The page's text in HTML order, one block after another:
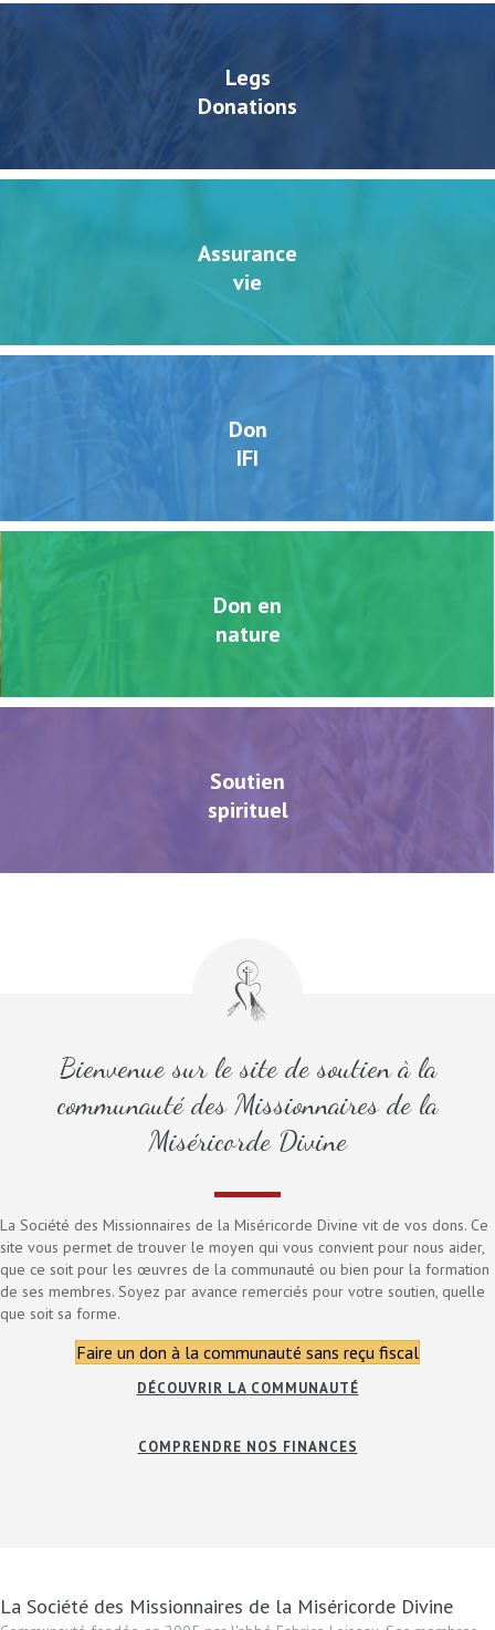
Legs
Donations
Assurance
vie
Don
IFI
Don en
nature
Soutien
spirituel
Bienvenue sur le site de soutien à la
communauté des Missionnaires de la
Miséricorde Divine
La Société des Missionnaires de la Miséricorde Divine vit de vos dons. Ce
site vous permet de trouver le moyen qui vous convient pour nous aider,
que ce soit pour les œuvres de la communauté ou bien pour la formation
de ses membres. Soyez par avance remerciés pour votre soutien, quelle
que soit sa forme.
Faire un don à la communauté sans reçu fiscal
DÉCOUVRIR LA COMMUNAUTÉ
COMPRENDRE NOS FINANCES
La Société des Missionnaires de la Miséricorde Divine